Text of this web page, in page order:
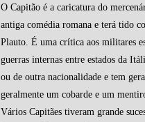
O Capitão é a caricatura do
antiga comédia romana e terá tido
Plauto. É uma crítica aos militares
guerras internas entre estados da
ou de outra nacionalidade e tem
geralmente um cobarde e um
Vários Capitães tiveram grande